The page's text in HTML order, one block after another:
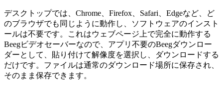
デスクトップでは、Chrome、Firefox、Safari、Edgeなど、ど
のブラウザでも同じように動作し、ソフトウェアのインスト
ールは不要です。これはウェブページ上で完全に動作する
Beegビデオセーバーなので、アプリ不要のBeegダウンロー
ダーとして、貼り付けて解像度を選択し、ダウンロードする
だけです。ファイルは通常のダウンロード場所に保存され、
そのまま保存できます。